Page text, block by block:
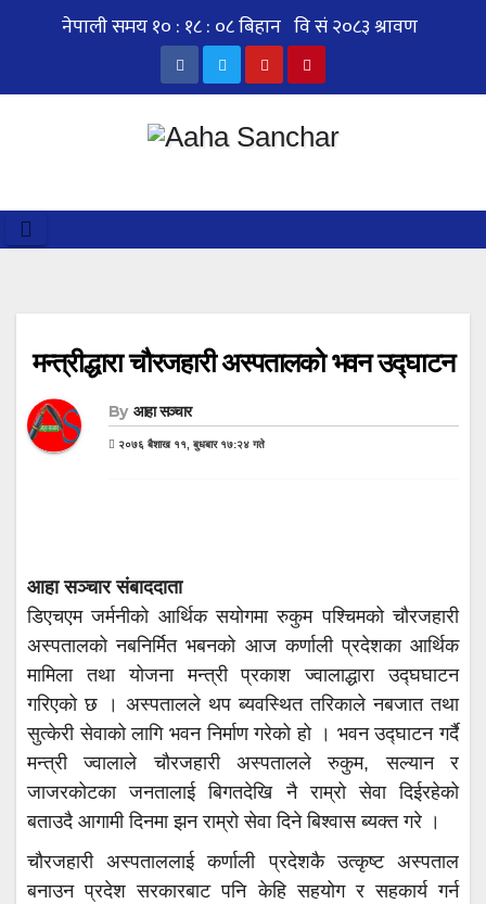
मन्त्रीद्धारा चौरजहारी अस्पतालको भवन उद्घाटन
By आहा सञ्चार
२०७६ बैशाख ११, बुधबार १७:२४ गते
आहा सञ्चार संबाददाता
डिएचएम जर्मनीको आर्थिक सयोगमा रुकुम पश्चिमको चौरजहारी
अस्पतालको नबनिर्मित भबनको आज कर्णाली प्रदेशका आर्थिक
मामिला तथा योजना मन्त्री प्रकाश ज्वालाद्धारा उद्घघाटन
गरिएको छ । अस्पतालले थप ब्यवस्थित तरिकाले नबजात तथा
सुत्केरी सेवाको लागि भवन निर्माण गरेको हो । भवन उद्घाटन गर्दै
मन्त्री ज्वालाले चौरजहारी अस्पतालले रुकुम, सल्यान र
जाजरकोटका जनतालाई बिगतदेखि नै राम्रो सेवा दिईरहेको
बताउदै आगामी दिनमा झन राम्रो सेवा दिने बिश्वास ब्यक्त गरे ।
चौरजहारी अस्पताललाई कर्णाली प्रदेशकै उत्कृष्ट अस्पताल
बनाउन प्रदेश सरकारबाट पनि केहि सहयोग र सहकार्य गर्न